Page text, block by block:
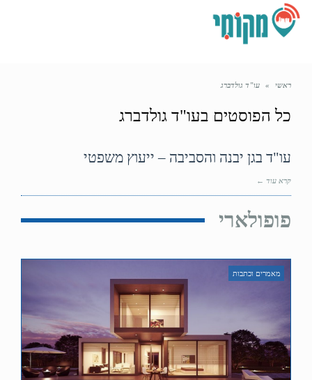
ראשי » עו"ד גולדברג
כל הפוסטים בעו"ד גולדברג
עו"ד בגן יבנה והסביבה – ייעוץ משפטי
קרא עוד ←
פופולארי
מאמרים וכתבות